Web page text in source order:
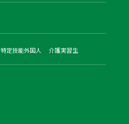
特定技能外国人 介護実習生